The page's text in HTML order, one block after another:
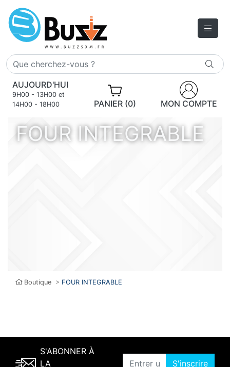
AUJOURD'HUI
9H00 - 13H00 et
14H00 - 18H00
PANIER (0) MON COMPTE
FOUR INTEGRABLE
Boutique > FOUR INTEGRABLE
S'ABONNER À
LA
S'inscrire